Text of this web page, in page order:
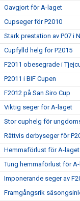
Oavgjort för A-laget
Cupseger för P2010
Stark prestation av P07 i
Cupfylld helg för P2015
F2011 obesegrade i
P2011 i BIF Cupen
F2012 på San Siro Cup
Viktig seger för A-laget
Stor cuphelg för
Rättvis derbyseger för
Hemmaförlust för A-laget
Tung hemmaförlust för
Imponerande seger av
Framgångsrik